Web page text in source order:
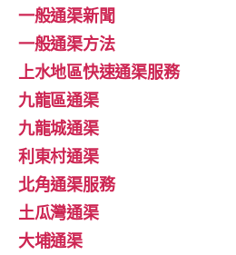
一般通渠新聞
一般通渠方法
上水地區快速通渠服務
九龍區通渠
九龍城通渠
利東村通渠
北角通渠服務
土瓜灣通渠
大埔通渠